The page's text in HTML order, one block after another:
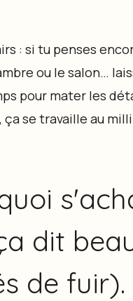
: si tu penses
ou le salon…
pour mater les
se travaille au
dit
de fuir).